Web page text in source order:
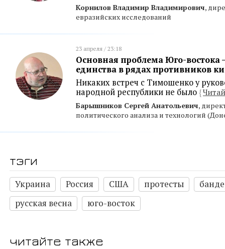
Корнилов Владимир Владимирович,
евразийских исследований
23 апреля / 23:18
Основная проблема Юго-востока
единства в рядах противников
Никаких встреч с Тимошенко у
народной республики не было {
Барышников Сергей Анатольевич,
политического анализа и технологий
тэги
Украина Россия США протесты
русская весна
юго-восток
читайте также